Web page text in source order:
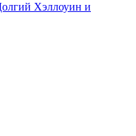
Хэллоуин и